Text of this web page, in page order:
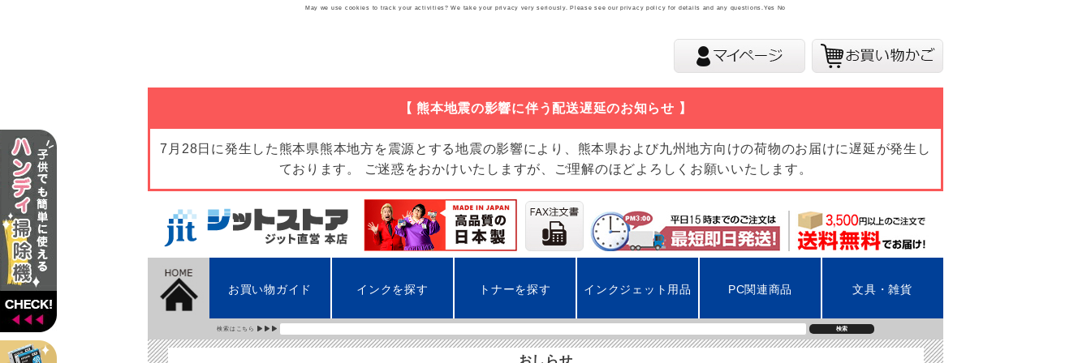
【 熊本地震の影響に伴う配送遅延のお知らせ 】
7月28日に発生した熊本県熊本地方を震源とする地震の影響により、熊本県および九州地方向けの荷物のお届けに遅延が発生し
ております。 ご迷惑をおかけいたしますが、ご理解のほどよろしくお願いいたします。
お買い物ガイド インクを探す トナーを探す インクジェット用品 PC関連商品 文具・雑貨
検索はこちら 検索
おしらせ
May we use cookies to track your activities? We take your privacy very seriously. Please see our privacy policy for details and any questions.Yes No